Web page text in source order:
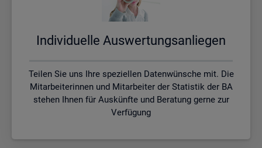
In­di­vi­du­el­le Aus­wer­tungs­an­lie­gen
Teilen Sie uns Ihre speziellen Datenwünsche mit. Die
Mitarbeiterinnen und Mitarbeiter der Statistik der BA
stehen Ihnen für Auskünfte und Beratung gerne zur
Verfügung